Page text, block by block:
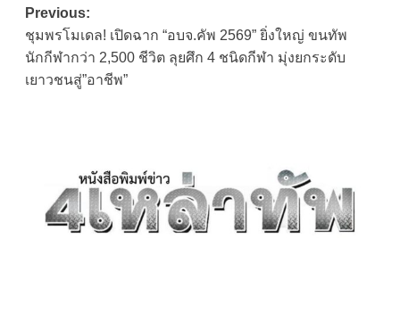
Post
navigation
Previous:
ชุมพรโมเดล! เปิดฉาก “อบจ.คัพ 2569” ยิ่งใหญ่ ขนทัพ
นักกีฬากว่า 2,500 ชีวิต ลุยศึก 4 ชนิดกีฬา มุ่งยกระดับ
เยาวชนสู่”อาชีพ”